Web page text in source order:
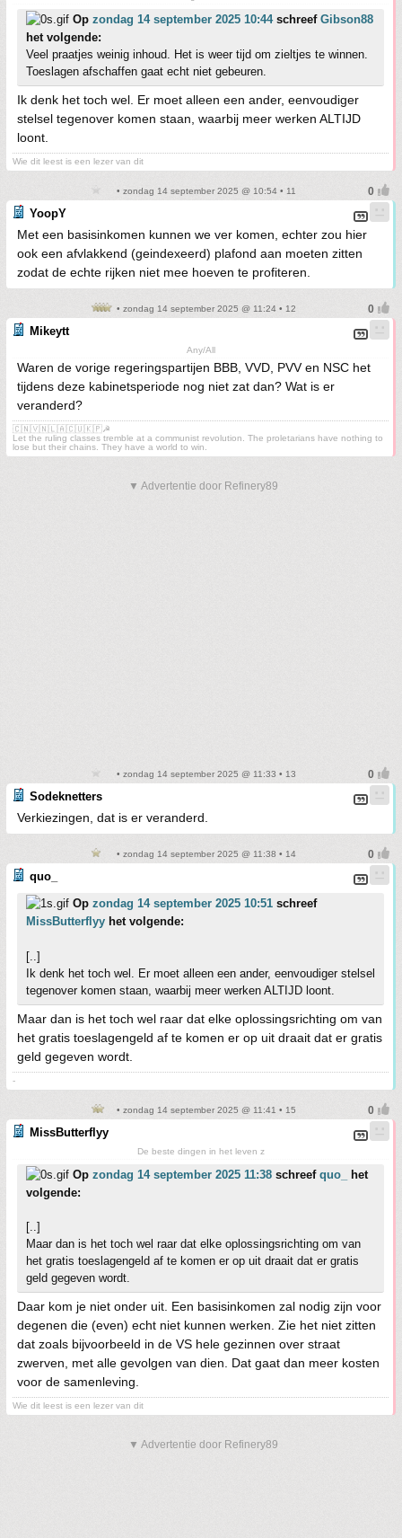
Op zondag 14 september 2025 10:44schreef Gibson88
het volgende:
Veel praatjes weinig inhoud. Het is weer tijd om zieltjes te winnen.
Toeslagen afschaffen gaat echt niet gebeuren.
Ik denk het toch wel. Er moet alleen een ander, eenvoudiger
stelsel tegenover komen staan, waarbij meer werken ALTIJD
loont.
Wie dit leest is een lezer van dit
• zondag 14 september 2025 @ 10:54 • 11
YoopY
Met een basisinkomen kunnen we ver komen, echter zou hier
ook een afvlakkend (geindexeerd) plafond aan moeten zitten
zodat de echte rijken niet mee hoeven te profiteren.
• zondag 14 september 2025 @ 11:24 • 12
Mikeytt
Any/All
Waren de vorige regeringspartijen BBB, VVD, PVV en NSC het
tijdens deze kabinetsperiode nog niet zat dan? Wat is er
veranderd?
🇨🇳🇻🇳🇱🇦🇨🇺🇰🇵☭
Let the ruling classes tremble at a communist revolution. The proletarians have nothing to
lose but their chains. They have a world to win.
▼ Advertentie door Refinery89
• zondag 14 september 2025 @ 11:33 • 13
Sodeknetters
Verkiezingen, dat is er veranderd.
• zondag 14 september 2025 @ 11:38 • 14
quo_
Op zondag 14 september 2025 10:51 schreef
MissButterflyy het volgende:
[..]
Ik denk het toch wel. Er moet alleen een ander, eenvoudiger stelsel
tegenover komen staan, waarbij meer werken ALTIJD loont.
Maar dan is het toch wel raar dat elke oplossingsrichting om van
het gratis toeslagengeld af te komen er op uit draait dat er gratis
geld gegeven wordt.
-
• zondag 14 september 2025 @ 11:41 • 15
MissButterflyy
De beste dingen in het leven z
Op zondag 14 september 2025 11:38 schreef quo_
het
volgende:
[..]
Maar dan is het toch wel raar dat elke oplossingsrichting om van
het gratis toeslagengeld af te komen er op uit draait dat er gratis
geld gegeven wordt.
Daar kom je niet onder uit. Een basisinkomen zal nodig zijn voor
degenen die (even) echt niet kunnen werken. Zie het niet zitten
dat zoals bijvoorbeeld in de VS hele gezinnen over straat
zwerven, met alle gevolgen van dien. Dat gaat dan meer kosten
voor de samenleving.
Wie dit leest is een lezer van dit
▼ Advertentie door Refinery89